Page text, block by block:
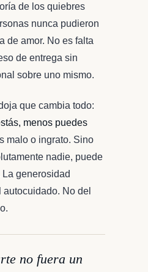
de los quiebres
nunca pudieron
de amor. No es falta
de entrega sin
sobre uno mismo.
que cambia todo:
menos puedes
malo o ingrato. Sino
nadie, puede
generosidad
No del
no fuera un